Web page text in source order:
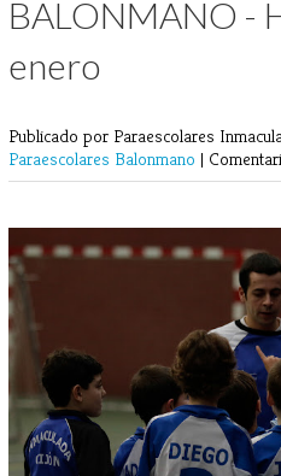
BALONMANO -
enero
Publicado por Paraescolares
Paraescolares Balonmano |